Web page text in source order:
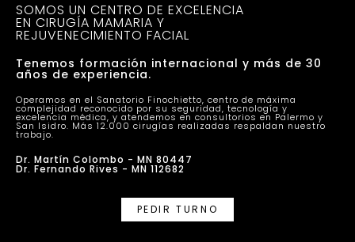
SOMOS UN CENTRO DE EXCELENCIA
EN CIRUGÍA MAMARIA Y
REJUVENECIMIENTO FACIAL
Tenemos formación internacional y más de 30
años de experiencia.
Operamos en el Sanatorio Finochietto, centro de máxima
complejidad reconocido por su seguridad, tecnología y
excelencia médica, y atendemos en consultorios en Palermo y
San Isidro. Más 12.000 cirugías realizadas respaldan nuestro
trabajo.
Dr. Martín Colombo - MN 80447
Dr. Fernando Rives - MN 112682
PEDIR TURNO